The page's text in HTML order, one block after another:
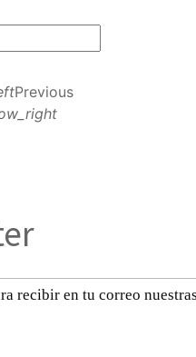
Previous
recibir en tu correo